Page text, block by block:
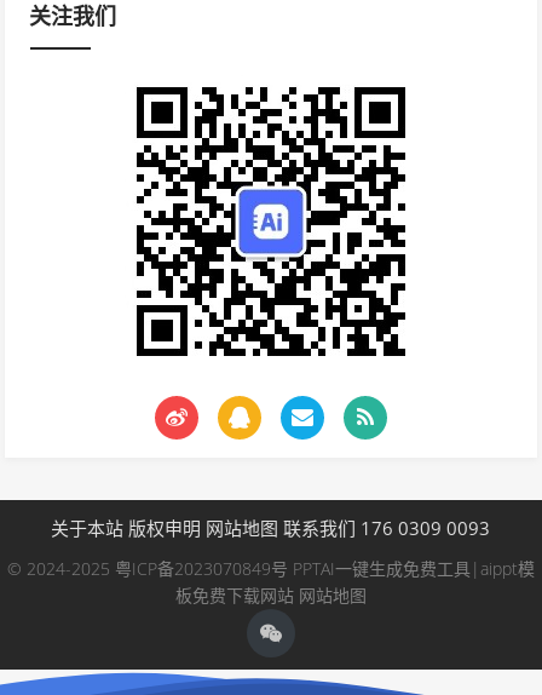
关注我们
关于本站 版权申明 网站地图 联系我们 176 0309 0093
© 2024-2025 粤ICP备2023070849号 PPTAI一键生成免费工具|aippt模
板免费下载网站 网站地图